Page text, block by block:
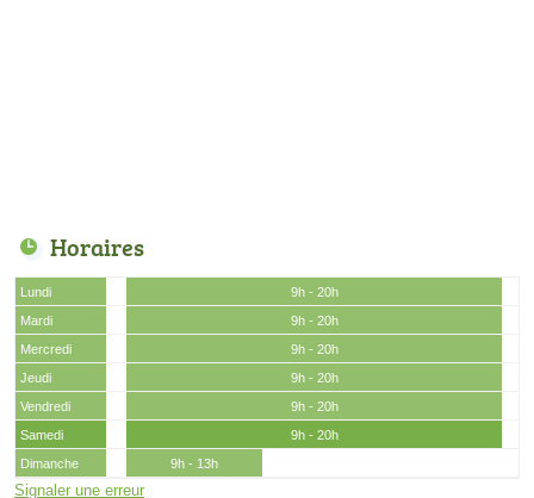
Horaires
Lundi
9h - 20h
Mardi
9h - 20h
Mercredi
9h - 20h
Jeudi
9h - 20h
Vendredi
9h - 20h
Samedi
9h - 20h
Dimanche
9h - 13h
Signaler une erreur